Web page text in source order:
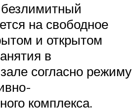
на свободное
и открытом
в
согласно режиму
комплекса.